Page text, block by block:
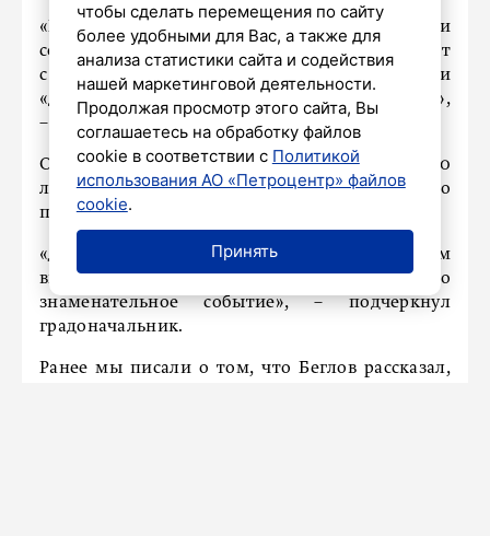
«Петербург заключил порядка десяти
соглашений о сотрудничестве и дорожных карт
с регионами России. В том числе – подписали
«дорожную карту» с Архангельской областью»,
– упомянул губернатор Северной столицы.
Он также напомнил, что скоро исполняется 600
лет со дня основания первого монашеского
поселения на Соловецком архипелаге.
«Для Петербурга это знаковое событие. Будем
вместе готовиться и праздновать это
знаменательное событие», – подчеркнул
градоначальник.
Ранее мы писали о том, что Беглов рассказал,
чтобы сделать перемещения по сайту
более удобными для Вас, а также для
анализа статистики сайта и содействия
нашей маркетинговой деятельности.
Продолжая просмотр этого сайта, Вы
соглашаетесь на обработку файлов
cookie в соответствии с Политикой
использования АО «Петроцентр» файлов
cookie.
Принять